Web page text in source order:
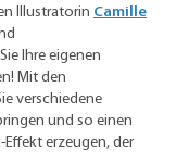
Illustratorin Camille
Ihre eigenen
Mit den
verschiedene
und so einen
erzeugen, der